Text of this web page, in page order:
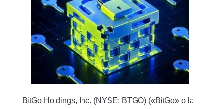
BitGo Holdings, Inc. (NYSE: BTGO) («BitGo» o la